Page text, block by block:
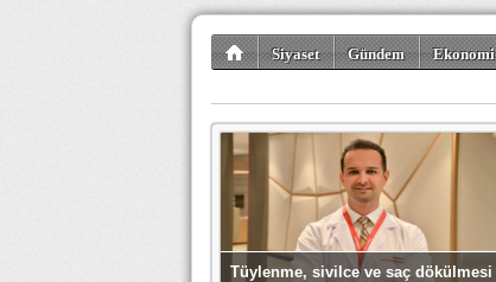
Siyaset Gündem Ekonomi
Tüylenme, sivilce ve saç dökülmesi